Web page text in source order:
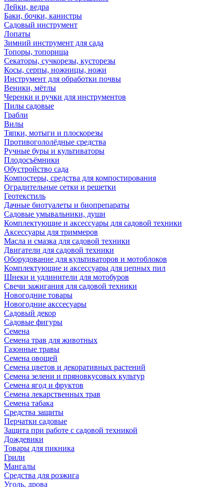
Лейки, ведра
Баки, бочки, канистры
Садовый инструмент
Лопаты
Зимний инструмент для сада
Топоры, топорища
Секаторы, сучкорезы, кусторезы
Косы, серпы, ножницы, ножи
Инструмент для обработки почвы
Веники, мётлы
Черенки и ручки для инструментов
Пилы садовые
Грабли
Вилы
Тяпки, мотыги и плоскорезы
Противогололёдные средства
Ручные буры и культиваторы
Плодосъёмники
Обустройство сада
Компостеры, средства для компостирования
Оградительные сетки и решетки
Геотекстиль
Дачные биотуалеты и биопрепараты
Садовые умывальники, души
Комплектующие и аксессуары для садовой техники
Аксессуары для триммеров
Масла и смазка для садовой техники
Двигатели для садовой техники
Оборудование для культиваторов и мотоблоков
Комплектующие и аксессуары для цепных пил
Шнеки и удлинители для мотобуров
Свечи зажигания для садовой техники
Новогодние товары
Новогодние акссесуары
Садовый декор
Садовые фигуры
Семена
Семена трав для животных
Газонные травы
Семена овощей
Семена цветов и декоративных растений
Семена зелени и пряновкусовых культур
Семена ягод и фруктов
Семена лекарственных трав
Семена табака
Средства защиты
Перчатки садовые
Защита при работе с садовой техникой
Дождевики
Товары для пикника
Грили
Мангалы
Средства для розжига
Уголь, дрова